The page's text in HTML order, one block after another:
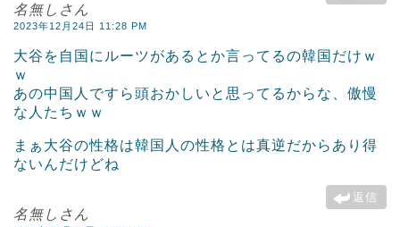
名無しさん
2023年12月24日 11:28 PM
大谷を自国にルーツがあるとか言ってるの韓国だけｗ
ｗ
あの中国人ですら頭おかしいと思ってるからな、傲慢
な人たちｗｗ
まぁ大谷の性格は韓国人の性格とは真逆だからあり得
ないんだけどね
返信
名無しさん